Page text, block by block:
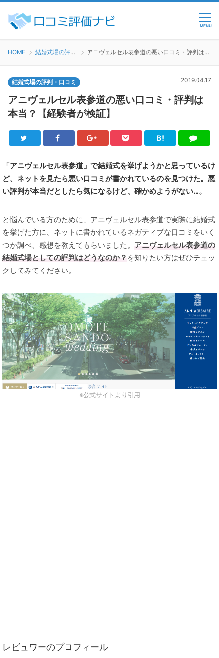
MENU
HOME 結婚式場の評判・口コミ アニヴェルセル表参道の悪い口コミ・評判は本当？【経験者が検証】
結婚式場の評判・口コミ 2019.04.17
アニヴェルセル表参道の悪い口コミ・評判は
本当？【経験者が検証】
Twitter FacebookGoogle+Pocket
B!
は
ブ
LINE
「アニヴェルセル表参道」で結婚式を挙げようかと思っているけ
ど、ネットを見たら悪い口コミが書かれているのを見つけた。悪
い評判が本当だとしたら気になるけど、確かめようがない…。
と悩んでいる方のために、アニヴェルセル表参道で実際に結婚式
を挙げた方に、ネットに書かれているネガティブな口コミをいく
つか調べ、感想を教えてもらいました。 アニヴェルセル表参道の
結婚式場としての評判はどうなのか？ を知りたい方はぜひチェッ
クしてみてください。
※公式サイトより引用
レビュワーのプロフィール